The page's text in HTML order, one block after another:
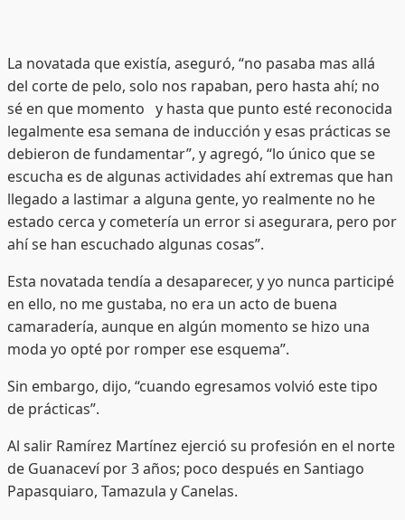
La novatada que existía, aseguró, “no pasaba mas allá
del corte de pelo, solo nos rapaban, pero hasta ahí; no
sé en que momento y hasta que punto esté reconocida
legalmente esa semana de inducción y esas prácticas se
debieron de fundamentar”, y agregó, “lo único que se
escucha es de algunas actividades ahí extremas que han
llegado a lastimar a alguna gente, yo realmente no he
estado cerca y cometería un error si asegurara, pero por
ahí se han escuchado algunas cosas”.
Esta novatada tendía a desaparecer, y yo nunca participé
en ello, no me gustaba, no era un acto de buena
camaradería, aunque en algún momento se hizo una
moda yo opté por romper ese esquema”.
Sin embargo, dijo, “cuando egresamos volvió este tipo
de prácticas”.
Al salir Ramírez Martínez ejerció su profesión en el norte
de Guanaceví por 3 años; poco después en Santiago
Papasquiaro, Tamazula y Canelas.